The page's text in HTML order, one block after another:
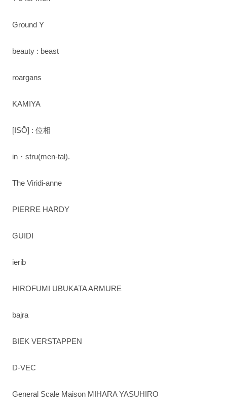
Ground Y
beauty : beast
roargans
KAMIYA
[ISŌ] : 位相
in・stru(men-tal).
The Viridi-anne
PIERRE HARDY
GUIDI
ierib
HIROFUMI UBUKATA ARMURE
bajra
BIEK VERSTAPPEN
D-VEC
General Scale Maison MIHARA YASUHIRO